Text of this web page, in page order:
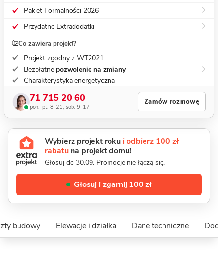
Pakiet Formalności 2026
Przydatne Extradodatki
Co zawiera projekt?
Projekt zgodny z WT2021
Bezpłatne pozwolenie na zmiany
Charakterystyka energetyczna
71 715 20 60
pon.-pt. 8-21, sob. 9-17
Zamów rozmowę
Wybierz projekt roku i odbierz 100 zł
rabatu na projekt domu!
Głosuj do 30.09. Promocje nie łączą się.
Głosuj i zgarnij 100 zł
budowy Elewacje i działka Dane techniczne